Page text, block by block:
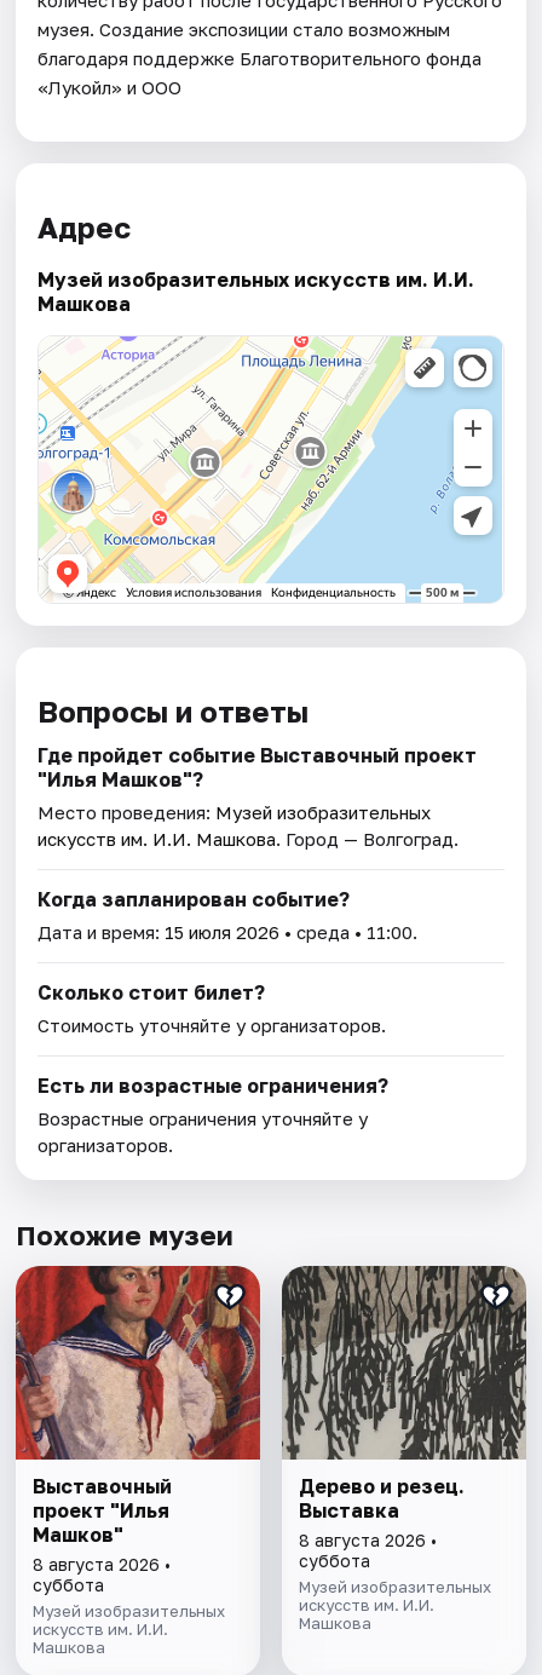
музея. Создание экспозиции стало возможным
благодаря поддержке Благотворительного фонда
«Лукойл» и ООО
Адрес
Музей изобразительных искусств им. И.И.
Машкова
Вопросы и ответы
Где пройдет событие Выставочный проект
"Илья Машков"?
Место проведения: Музей изобразительных
искусств им. И.И. Машкова. Город — Волгоград.
Когда запланирован событие?
Дата и время: 15 июля 2026 • среда • 11:00.
Сколько стоит билет?
Стоимость уточняйте у организаторов.
Есть ли возрастные ограничения?
Возрастные ограничения уточняйте у
организаторов.
Похожие музеи
Выставочный
проект "Илья
Машков"
8 августа 2026 •
суббота
Музей изобразительных
искусств им. И.И.
Машкова
Дерево и резец.
Выставка
8 августа 2026 •
суббота
Музей изобразительных
искусств им. И.И.
Машкова